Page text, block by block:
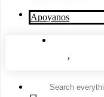
Apoyanos
Search